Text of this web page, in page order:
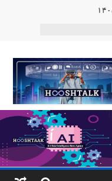
ربات «Aru» محصول شرکت فرانسوی Nio